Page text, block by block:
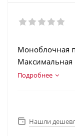
Моноблочная
Максимальная
сталь
Подробнее
Нашли